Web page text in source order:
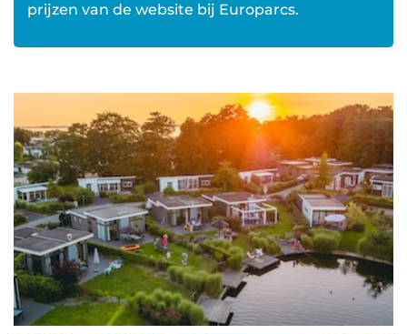
prijzen van de website bij Europarcs.